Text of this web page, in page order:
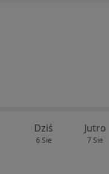
Dziś
6 Sie
Jutro
7 Sie